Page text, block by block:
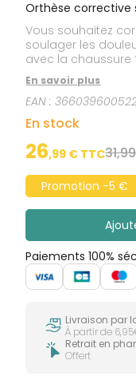
Orthèse corrective
Vous souhaitez
soulager les
avec la chaussure
marche sur les
Confortable, elle se
porter dans toutes
corrige et protège !
En savoir plus
EAN :
En stock
26,99 € TTC
Promotion -5 €
Paiements 100%
Livraison par
À partir de
Retrait en
Offert